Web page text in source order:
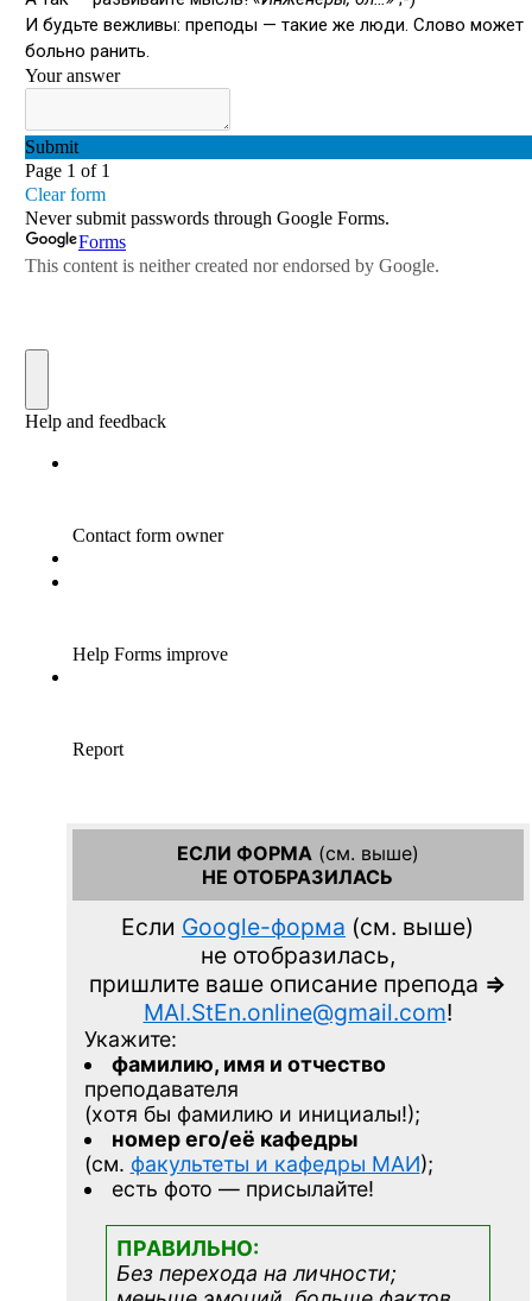
ЕСЛИ ФОРМА (см. выше)
НЕ ОТОБРАЗИЛАСЬ
Если Google-форма (см. выше)
не отобразилась,
пришлите ваше описание препода =>
MAI.StEn.online@gmail.com!
Укажите:
фамилию, имя и отчество
преподавателя
(хотя бы фамилию и инициалы!);
номер его/её кафедры
(см. факультеты и кафедры МАИ);
есть фото — присылайте!
ПРАВИЛЬНО:
Без перехода на личности;